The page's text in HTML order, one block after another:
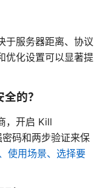
于服务器距离、协议
优化设置可以显著提
的？
，开启 Kill
码和两步验证来保
使用场景、选择要